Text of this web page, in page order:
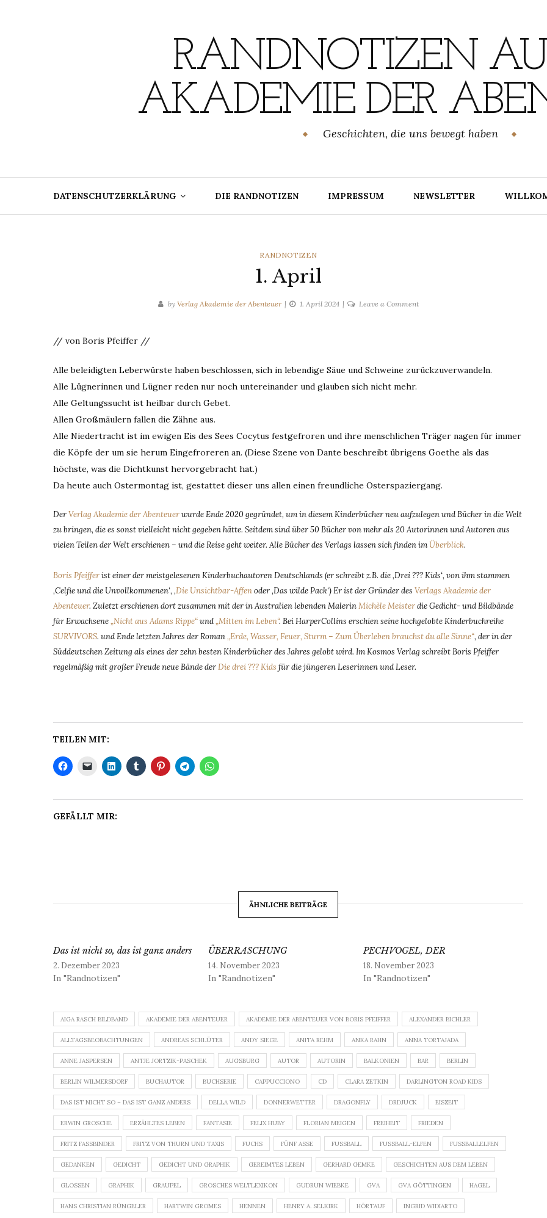
RANDNOTIZEN
AKADEMIE DER
Geschichten, die uns bewegt haben
DATENSCHUTZERKLÄRUNG DIE RANDNOTIZEN IMPRESSUM NEWSLETTER
CATEGORIES
RANDNOTIZEN
1. April
by Verlag Akademie der Abenteuer 1. April 2024 Leave a Commenton
// von Boris Pfeiffer //
Alle beleidigten Leberwürste haben beschlossen, sich in lebendige Säue und Schweine zurückzuverwandeln.
Alle Lügnerinnen und Lügner reden nur noch untereinander und glauben sich nicht mehr.
Alle Geltungssucht ist heilbar durch Gebet.
Allen Großmäulern fallen die Zähne aus.
Alle Niedertracht ist im ewigen Eis des Sees Cocytus festgefroren und ihre menschlichen Träger nagen für immer
die Köpfe der um sie herum Eingefroreren an. (Diese Szene von Dante beschreibt übrigens Goethe als das
höchste, was die Dichtkunst hervorgebracht hat.)
Da heute auch Ostermontag ist, gestattet dieser uns allen einen freundliche Osterspaziergang.
DerVerlag Akademie der Abenteuerwurde Ende 2020 gegründet, um in diesem Kinderbücher neu aufzulegen und Bücher in die Welt
zu bringen, die es sonst vielleicht nicht gegeben hätte. Seitdem sind über 50 Bücher von mehr als 20 Autorinnen und Autoren aus
vielen Teilen der Welt erschienen – und die Reise geht weiter. Alle Bücher des Verlags lassen sich finden imÜberblick.
Boris Pfeifferist einer der meistgelesenen Kinderbuchautoren Deutschlands (er schreibt z.B. die ‚Drei ??? Kids‘, von ihm stammen
‚Celfie und die Unvollkommenen‘, ‚Die Unsichtbar-Affenoder ‚Das wilde Pack‘) Er ist der Gründer des Verlags Akademie der
Abenteuer. Zuletzt erschienen dort zusammen mit der in Australien lebenden MalerinMichèle Meisterdie Gedicht- und Bildbände
für Erwachsene„Nicht aus Adams Rippe“und„Mitten im Leben“. Bei HarperCollins erschien seine hochgelobte Kinderbuchreihe
SURVIVORS. und Ende letzten Jahres der Roman„Erde, Wasser, Feuer, Sturm – Zum Überleben brauchst du alle Sinne“, der in der
Süddeutschen Zeitung als eines der zehn besten Kinderbücher des Jahres gelobt wird. Im Kosmos Verlag schreibt Boris Pfeiffer
regelmäßig mit großer Freude neue Bände derDie drei ??? Kids für die jüngeren Leserinnen und Leser.
TEILEN MIT:
GEFÄLLT MIR:
ÄHNLICHE BEITRÄGE
Das ist nicht so, das ist ganz anders
2. Dezember 2023
In "Randnotizen"
ÜBERRASCHUNG
14. November 2023
In "Randnotizen"
PECHVOGEL, DER
18. November 2023
In "Randnotizen"
AIGA RASCH BILDBAND AKADEMIE DER ABENTEUER AKADEMIE DER ABENTEUER VON BORIS PFEIFFER ALEXANDER BICHLER
ALLTAGSBEOBACHTUNGEN ANDREAS SCHLÜTER ANDY SIEGE ANITA REHM ANKA RAHN ANNA TORTAJADA
ANNE JASPERSEN ANTJE JORTZIK-PASCHEK AUGSBURG AUTOR AUTORIN BALKONIEN BAR BERLIN
BERLIN WILMERSDORF BUCHAUTOR BUCHSERIE CAPPUCCIONO CD CLARA ZETKIN DARLINGTON ROAD KIDS
DAS IST NICHT SO – DAS IST GANZ ANDERS DELLA WILD DONNERWETTER DRAGONFLY DRDJUCK EISZEIT
ERWIN GROSCHE ERZÄHLTES LEBEN FANTASIE FELIX HUBY FLORIAN MEIGEN FREIHEIT FRIEDEN
FRITZ FASSBINDER FRITZ VON THURN UND TAXIS FUCHS FÜNF ASSE FUSSBALL FUSSBALL-ELFEN FUSSBALLELFEN
GEDANKEN GEDICHT GEDICHT UND GRAPHIK GEREIMTES LEBEN GERHARD GEMKE GESCHICHTEN AUS DEM LEBEN
GLOSSEN GRAPHIK GRAUPEL GROSCHES WELTLEXIKON GUDRUN WIEBKE GVA GVA GÖTTINGEN HAGEL
HANS CHRISTIAN RÜNGELER HARTWIN GROMES HENNEN HENRY A. SELKIRK HÖRTAUF INGRID WIDIARTO